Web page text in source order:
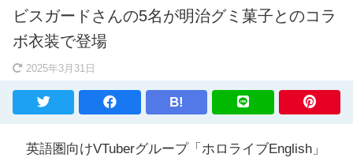
ビスガードさんの5名が明治グミ菓子とのコラ
ボ衣装で登場
2025年3月31日
B!
英語圏向けVTuberグループ「ホロライブEnglish」